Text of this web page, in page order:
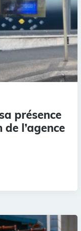
présence
l’agence